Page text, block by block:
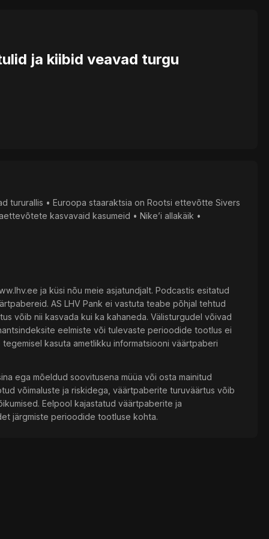
ja kiibid veavad turgu
tururallis • Euroopa staaraktsia on Rootsi ettevõtte Sivers
kasvavaid kasumeid • Nike’i allakäik •
ja küsi nõu meie asjatundjalt. Podcastis esitatud
AS LHV Pank ei vastuta teabe põhjal tehtud
võib nii kasvada kui ka kahaneda. Välisturgudel võivad
eelmiste või tulevaste perioodide tootlus ei
kasuta ametlikku informatsiooni väärtpaberi
ega mõeldud soovitusena müüa või osta mainitud
võimaluste ja riskidega, väärtpaberite turuväärtus võib
Eelpool kajastatud väärtpaberite ja
järgmiste perioodide tootluse kohta.